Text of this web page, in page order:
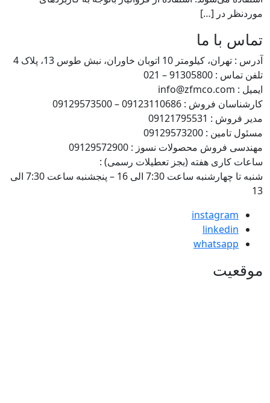
در […]
ما
10 اتوبان خاوران، نبش طوس 13، پلاک 4
– 021
– 09129573500
09129573200
محصولات نسوز : 09129572900
هفته (بجز تعطیلات رسمی) :
شنبه تا چهارشنبه ساعت 7:30 الی 16 – پنجشنبه ساعت 7:30 الی